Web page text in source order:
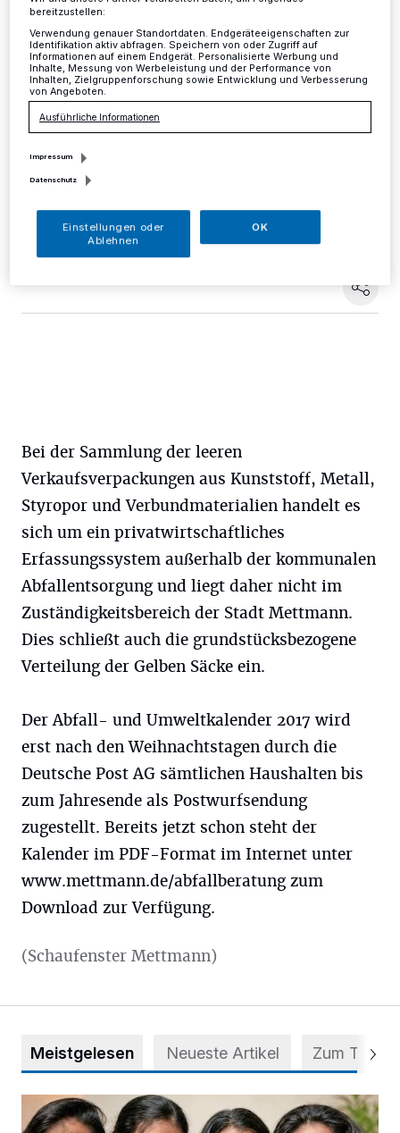
Mettmann ·Die Verteilung der Gelben Säcke für das
Jahr 2017 durch die Firma AWISTA Logistik GmbH ist
nun abgeschlossen. Wer dennoch die "gelben
Wertstoffbeutel" bisher nicht bekommen hat, erhält
diese noch im Bürgerbüro im Rathaus in der
Neanderstraße 85 und auf dem Recyclinghof in der
Öffnungszeiten.
16.12.2016 , 11:14 Uhr Eine Minute Lesezeit
Bei der Sammlung der leeren
Verkaufsverpackungen aus Kunststoff, Metall,
Styropor und Verbundmaterialien handelt es
sich um ein privatwirtschaftliches
Erfassungssystem außerhalb der kommunalen
Abfallentsorgung und liegt daher nicht im
Zuständigkeitsbereich der Stadt Mettmann.
Dies schließt auch die grundstücksbezogene
Verteilung der Gelben Säcke ein.
Der Abfall- und Umweltkalender 2017 wird
erst nach den Weihnachtstagen durch die
Deutsche Post AG sämtlichen Haushalten bis
zum Jahresende als Postwurfsendung
zugestellt. Bereits jetzt schon steht der
Kalender im PDF-Format im Internet unter
www.mettmann.de/abfallberatung zum
Download zur Verfügung.
(Schaufenster Mettmann)
Meistgelesen Neueste Artikel Zum Thema
Nach Betrug: Azubis der Diakonie hoffen auf Hilfe
bereitzustellen:
Verwendung genauer Standortdaten. Endgeräteeigenschaften zur
Identifikation aktiv abfragen. Speichern von oder Zugriff auf
Informationen auf einem Endgerät. Personalisierte Werbung und
Inhalte, Messung von Werbeleistung und der Performance von
Inhalten, Zielgruppenforschung sowie Entwicklung und Verbesserung
von Angeboten.
Ausführliche Informationen
Impressum
Datenschutz
Einstellungen oder
Ablehnen
OK